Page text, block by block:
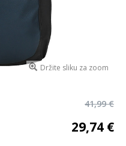
Držite sliku za zoom
41,99 €
29,74 €